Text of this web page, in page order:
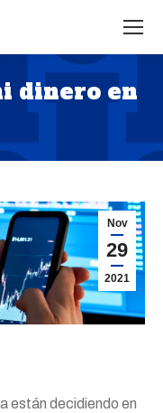
dinero en
Nov
29
2021
están decidiendo en